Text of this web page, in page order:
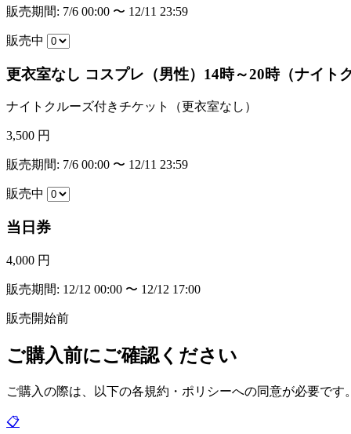
販売期間: 7/6 00:00 〜 12/11 23:59
販売中
更衣室なし コスプレ（男性）14時～20時（ナイト
ナイトクルーズ付きチケット（更衣室なし）
3,500 円
販売期間: 7/6 00:00 〜 12/11 23:59
販売中
当日券
4,000 円
販売期間: 12/12 00:00 〜 12/12 17:00
販売開始前
ご購入前にご確認ください
ご購入の際は、以下の各規約・ポリシーへの同意が必要です
📋